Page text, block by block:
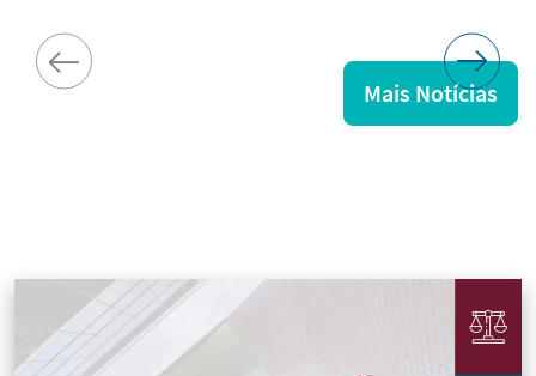
Mais Notícias